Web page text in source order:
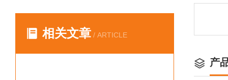
相关文章 / ARTICLE
产